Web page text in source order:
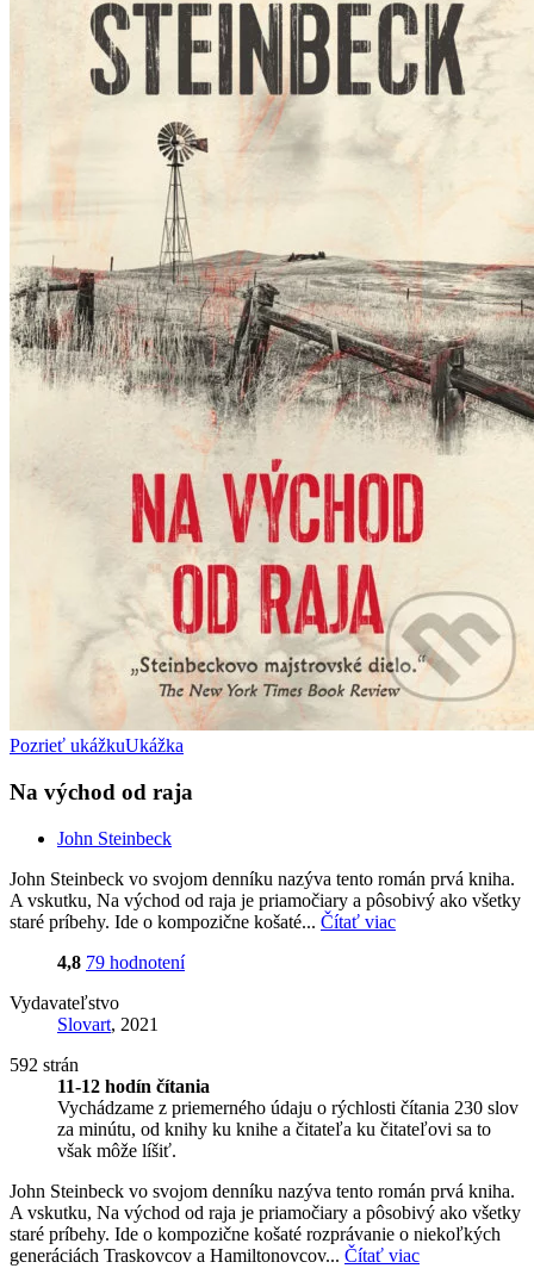
Pozrieť ukážkuUkážka
Na východ od raja
John Steinbeck
John Steinbeck vo svojom denníku nazýva tento román prvá kniha.
A vskutku, Na východ od raja je priamočiary a pôsobivý ako všetky
staré príbehy. Ide o kompozične košaté... Čítať viac
4,8 79 hodnotení
Vydavateľstvo
Slovart, 2021
592 strán
11-12 hodín čítania
Vychádzame z priemerného údaju o rýchlosti čítania 230 slov
za minútu, od knihy ku knihe a čitateľa ku čitateľovi sa to
však môže líšiť.
John Steinbeck vo svojom denníku nazýva tento román prvá kniha.
A vskutku, Na východ od raja je priamočiary a pôsobivý ako všetky
staré príbehy. Ide o kompozične košaté rozprávanie o niekoľkých
generáciách Traskovcov a Hamiltonovcov... Čítať viac